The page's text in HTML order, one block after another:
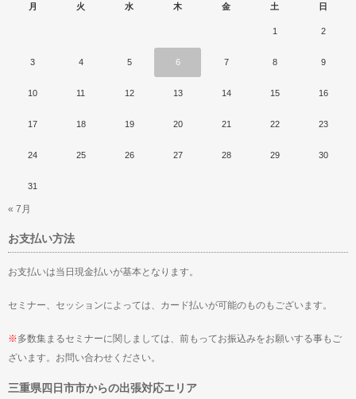
月 火 水 木 金 土 日
1 2
3 4 5 6 7 8 9
10 11 12 13 14 15 16
17 18 19 20 21 22 23
24 25 26 27 28 29 30
31
« 7月
お支払い方法
お支払いは当日現金払いが基本となります。
セミナー、セッションによっては、カード払いが可能のものもございます。
※多数集まるセミナーに関しましては、前もってお振込みをお願いする事もご
ざいます。お問い合わせください。
三重県四日市市からの出張対応エリア